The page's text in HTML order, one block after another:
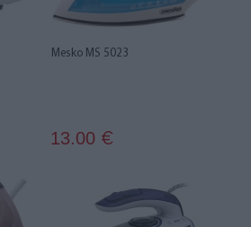
Mesko MS 5023
13.00 €